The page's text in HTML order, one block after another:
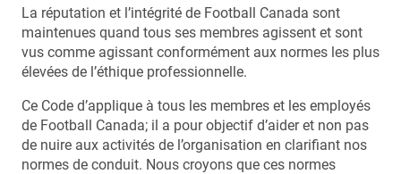
La réputation et l’intégrité de Football Canada sont
maintenues quand tous ses membres agissent et sont
vus comme agissant conformément aux normes les plus
élevées de l’éthique professionnelle.
Ce Code d’applique à tous les membres et les employés
de Football Canada; il a pour objectif d’aider et non pas
de nuire aux activités de l’organisation en clarifiant nos
normes de conduit. Nous croyons que ces normes